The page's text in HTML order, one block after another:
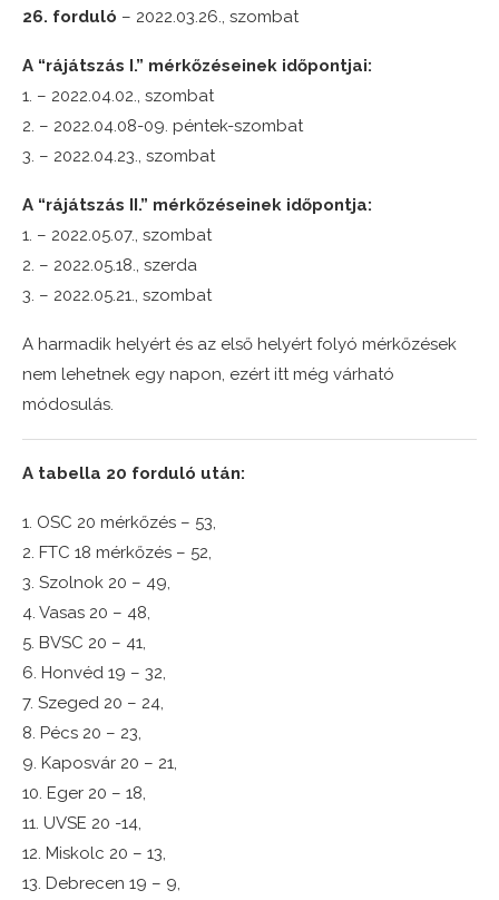
26. forduló – 2022.03.26., szombat
A “rájátszás I.” mérkőzéseinek időpontjai:
1. – 2022.04.02., szombat
2. – 2022.04.08-09. péntek-szombat
3. – 2022.04.23., szombat
A “rájátszás II.” mérkőzéseinek időpontja:
1. – 2022.05.07., szombat
2. – 2022.05.18., szerda
3. – 2022.05.21., szombat
A harmadik helyért és az első helyért folyó mérkőzések
nem lehetnek egy napon, ezért itt még várható
módosulás.
A tabella 20 forduló után:
1. OSC 20 mérkőzés – 53,
2. FTC 18 mérkőzés – 52,
3. Szolnok 20 – 49,
4. Vasas 20 – 48,
5. BVSC 20 – 41,
6. Honvéd 19 – 32,
7. Szeged 20 – 24,
8. Pécs 20 – 23,
9. Kaposvár 20 – 21,
10. Eger 20 – 18,
11. UVSE 20 -14,
12. Miskolc 20 – 13,
13. Debrecen 19 – 9,